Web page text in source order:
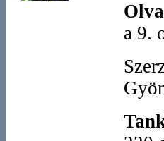
a 9.